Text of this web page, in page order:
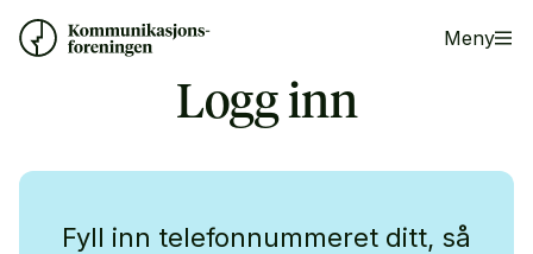
Meny
Logg inn
Fyll inn telefonnummeret ditt, så